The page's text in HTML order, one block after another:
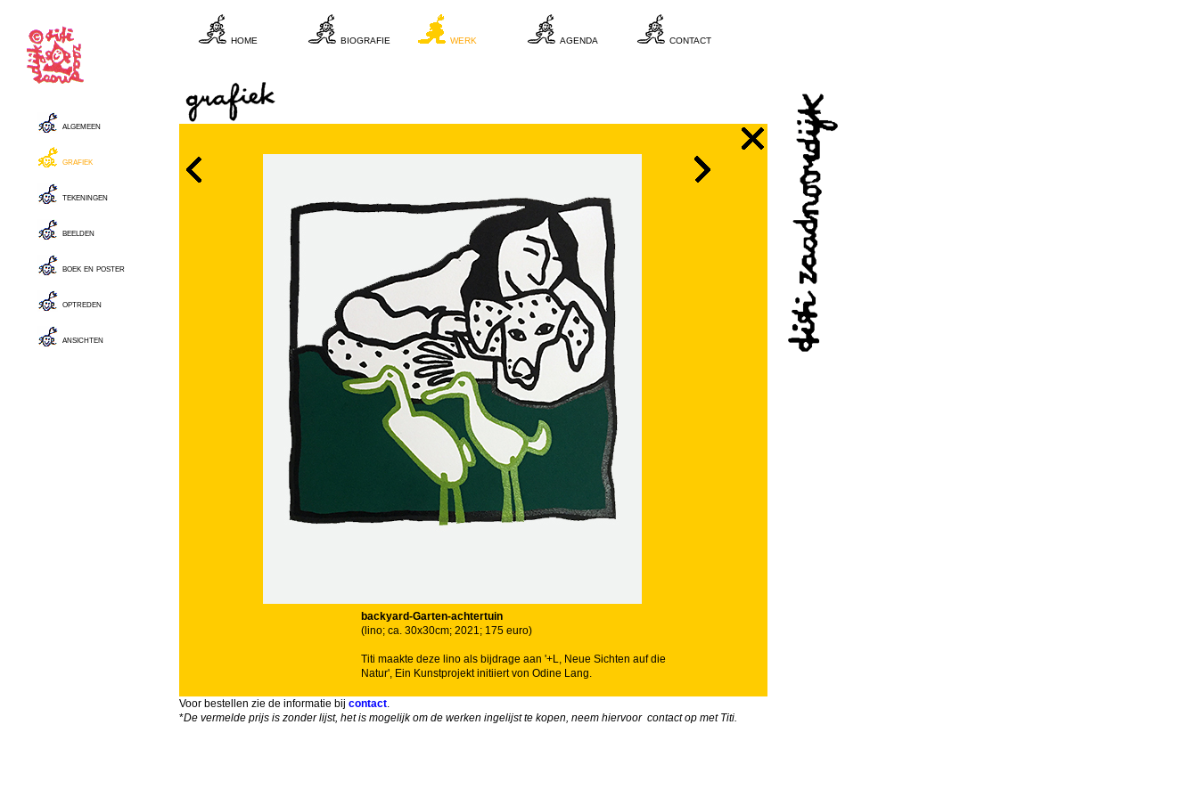
backyard-Garten-achtertuin
(lino; ca. 30x30cm; 2021; 175 euro)
Titi maakte deze lino als bijdrage aan '+L, Neue Sichten auf die
Natur', Ein Kunstprojekt initiiert von Odine Lang.
Voor bestellen zie de informatie bij contact.
*De vermelde prijs is zonder lijst, het is mogelijk om de werken ingelijst te kopen, neem hiervoor contact op met Titi.